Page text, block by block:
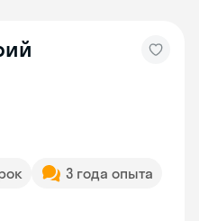
3 года опыта